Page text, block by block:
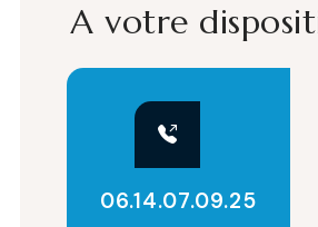
A votre
06.14.07.09.25